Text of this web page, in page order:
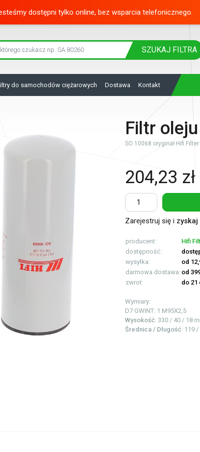
dostępni tylko online, bez wsparcia telefonicznego.
SZUKAJ FILTRA
do samochodów ciężarowych Dostawa Kontakt
Filtr
SO 10068 oryginał Hifi Filter
204,23 zł
Zarejestruj się i zyskaj
producent:
Hifi
dostępność:
wysyłka:
od
darmowa dostawa: od
zwrot:
do 21
Wymiary:
D7 GWINT: 1 M95X2,5
Wysokość: 330 / 40 / 18
Średnica / Długość: 119